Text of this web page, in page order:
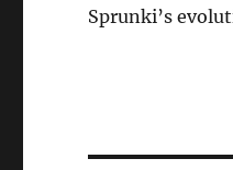
Sprunki’s